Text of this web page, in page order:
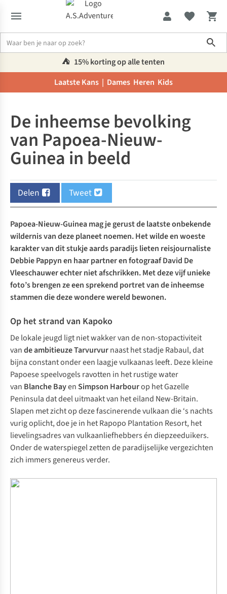
⛺️ 15% korting op alle tenten
Laatste Kans | Dames Heren Kids
De inheemse bevolking
van Papoea-Nieuw-
Guinea in beeld
Delen Tweet
Papoea-Nieuw-Guinea mag je gerust de laatste onbekende
wildernis van deze planeet noemen. Het wilde en woeste
karakter van dit stukje aards paradijs lieten reisjournaliste
Debbie Pappyn en haar partner en fotograaf David De
Vleeschauwer echter niet afschrikken. Met deze vijf unieke
foto’s brengen ze een sprekend portret van de inheemse
stammen die deze wondere wereld bewonen.
Op het strand van Kapoko
De lokale jeugd ligt niet wakker van de non-stopactiviteit
vande ambitieuze Tarvurvurnaast het stadje Rabaul, dat
bijna constant onder een laagje vulkaanas leeft. Deze kleine
Papoese speelvogels ravotten in het rustige water
van Blanche BayenSimpson Harbourop het Gazelle
Peninsula dat deel uitmaakt van het eiland New-Britain.
Slapen met zicht op deze fascinerende vulkaan die ‘s nachts
vurig oplicht, doe je in hetRapopo Plantation Resort, het
lievelingsadres van vulkaanliefhebbers én diepzeeduikers.
Onder de waterspiegel zetten de paradijselijke vergezichten
zich immers genereus verder.